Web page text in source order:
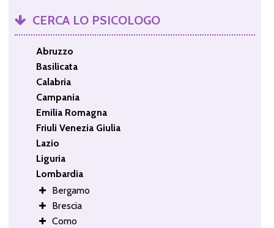
CERCA LO PSICOLOGO
Abruzzo
Basilicata
Calabria
Campania
Emilia Romagna
Friuli Venezia Giulia
Lazio
Liguria
Lombardia
Bergamo
Brescia
Como